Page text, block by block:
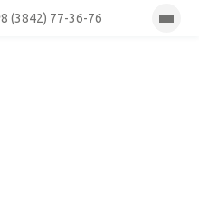
8 (3842) 77-36-76